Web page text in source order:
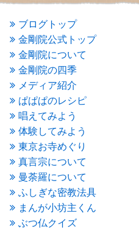
2016年5月(3)
2016年4月
(4)
2016年3月(4)
2016年2月(5)
2016年1月(3)
2015年12月(6)
2015年11月(4)
2015年10月
(4)
2015年9月
(3)
2015年8月(4)
2015年7月(4)
2015年6月(3)
2015年5月(1)
2015年4月(1)
(3)
2015年2月(3)
2015年1月(1)
2014年12月 (2)
ブログトップ
金剛院公式トップ
金剛院について
金剛院の四季
メディア紹介
ぱぱぱのレシピ
唱えてみよう
体験してみよう
東京お寺めぐり
真言宗について
曼荼羅について
ふしぎな密教法具
まんが小坊主くん
ぶつ仏クイズ